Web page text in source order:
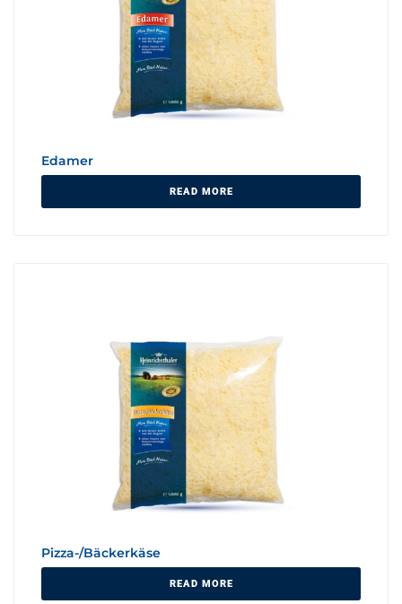
Edamer
READ MORE
Pizza-/Bäckerkäse
READ MORE